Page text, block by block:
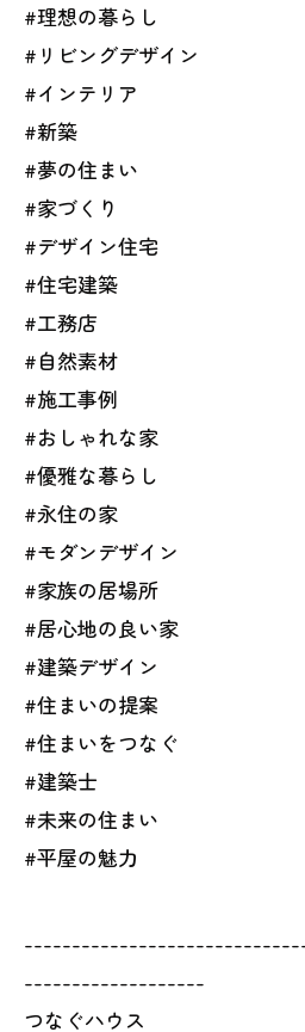
#理想の暮らし
#リビングデザイン
#インテリア
#新築
#夢の住まい
#家づくり
#デザイン住宅
#住宅建築
#工務店
#自然素材
#施工事例
#おしゃれな家
#優雅な暮らし
#永住の家
#モダンデザイン
#家族の居場所
#居心地の良い家
#建築デザイン
#住まいの提案
#住まいをつなぐ
#建築士
#未来の住まい
#平屋の魅力
-------------------
つなぐハウス